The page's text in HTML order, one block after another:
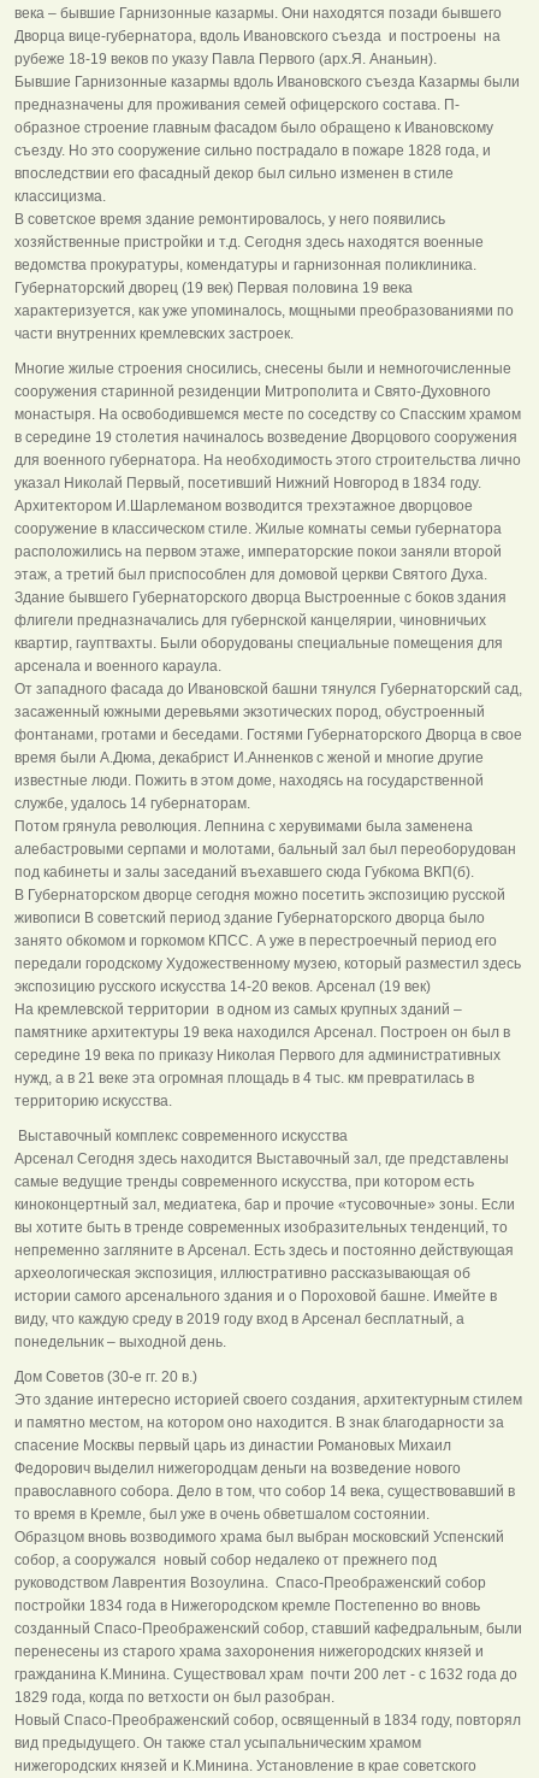
века – бывшие Гарнизонные казармы. Они находятся позади бывшего
Дворца вице-губернатора, вдоль Ивановского съезда и построены на
рубеже 18-19 веков по указу Павла Первого (арх.Я. Ананьин).
Бывшие Гарнизонные казармы вдоль Ивановского съезда Казармы были
предназначены для проживания семей офицерского состава. П-
образное строение главным фасадом было обращено к Ивановскому
съезду. Но это сооружение сильно пострадало в пожаре 1828 года, и
впоследствии его фасадный декор был сильно изменен в стиле
классицизма.
В советское время здание ремонтировалось, у него появились
хозяйственные пристройки и т.д. Сегодня здесь находятся военные
ведомства прокуратуры, комендатуры и гарнизонная поликлиника.
Губернаторский дворец (19 век) Первая половина 19 века
характеризуется, как уже упоминалось, мощными преобразованиями по
части внутренних кремлевских застроек.
Многие жилые строения сносились, снесены были и немногочисленные
сооружения старинной резиденции Митрополита и Свято-Духовного
монастыря. На освободившемся месте по соседству со Спасским храмом
в середине 19 столетия начиналось возведение Дворцового сооружения
для военного губернатора. На необходимость этого строительства лично
указал Николай Первый, посетивший Нижний Новгород в 1834 году.
Архитектором И.Шарлеманом возводится трехэтажное дворцовое
сооружение в классическом стиле. Жилые комнаты семьи губернатора
расположились на первом этаже, императорские покои заняли второй
этаж, а третий был приспособлен для домовой церкви Святого Духа.
Здание бывшего Губернаторского дворца Выстроенные с боков здания
флигели предназначались для губернской канцелярии, чиновничьих
квартир, гауптвахты. Были оборудованы специальные помещения для
арсенала и военного караула.
От западного фасада до Ивановской башни тянулся Губернаторский сад,
засаженный южными деревьями экзотических пород, обустроенный
фонтанами, гротами и беседами. Гостями Губернаторского Дворца в свое
время были А.Дюма, декабрист И.Анненков с женой и многие другие
известные люди. Пожить в этом доме, находясь на государственной
службе, удалось 14 губернаторам.
Потом грянула революция. Лепнина с херувимами была заменена
алебастровыми серпами и молотами, бальный зал был переоборудован
под кабинеты и залы заседаний въехавшего сюда Губкома ВКП(б).
В Губернаторском дворце сегодня можно посетить экспозицию русской
живописи В советский период здание Губернаторского дворца было
занято обкомом и горкомом КПСС. А уже в перестроечный период его
передали городскому Художественному музею, который разместил здесь
экспозицию русского искусства 14-20 веков. Арсенал (19 век)
На кремлевской территории в одном из самых крупных зданий –
памятнике архитектуры 19 века находился Арсенал. Построен он был в
середине 19 века по приказу Николая Первого для административных
нужд, а в 21 веке эта огромная площадь в 4 тыс. км превратилась в
территорию искусства.
Выставочный комплекс современного искусства
Арсенал Сегодня здесь находится Выставочный зал, где представлены
самые ведущие тренды современного искусства, при котором есть
киноконцертный зал, медиатека, бар и прочие «тусовочные» зоны. Если
вы хотите быть в тренде современных изобразительных тенденций, то
непременно загляните в Арсенал. Есть здесь и постоянно действующая
археологическая экспозиция, иллюстративно рассказывающая об
истории самого арсенального здания и о Пороховой башне. Имейте в
виду, что каждую среду в 2019 году вход в Арсенал бесплатный, а
понедельник – выходной день.
Дом Советов (30-е гг. 20 в.)
Это здание интересно историей своего создания, архитектурным стилем
и памятно местом, на котором оно находится. В знак благодарности за
спасение Москвы первый царь из династии Романовых Михаил
Федорович выделил нижегородцам деньги на возведение нового
православного собора. Дело в том, что собор 14 века, существовавший в
то время в Кремле, был уже в очень обветшалом состоянии.
Образцом вновь возводимого храма был выбран московский Успенский
собор, а сооружался новый собор недалеко от прежнего под
руководством Лаврентия Возоулина. Спасо-Преображенский собор
постройки 1834 года в Нижегородском кремле Постепенно во вновь
созданный Спасо-Преображенский собор, ставший кафедральным, были
перенесены из старого храма захоронения нижегородских князей и
гражданина К.Минина. Существовал храм почти 200 лет - с 1632 года до
1829 года, когда по ветхости он был разобран.
Новый Спасо-Преображенский собор, освященный в 1834 году, повторял
вид предыдущего. Он также стал усыпальническим храмом
нижегородских князей и К.Минина. Установление в крае советского